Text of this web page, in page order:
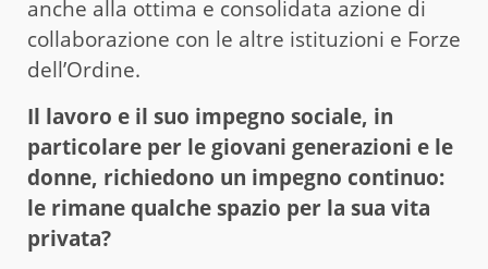
anche alla ottima e consolidata azione di
collaborazione con le altre istituzioni e Forze
dell’Ordine.
Il lavoro e il suo impegno sociale, in
particolare per le giovani generazioni e le
donne, richiedono un impegno continuo:
le rimane qualche spazio per la sua vita
privata?